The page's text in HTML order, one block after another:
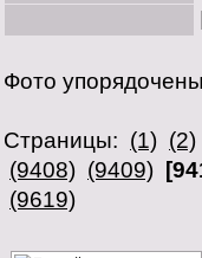
Фото
Страницы: (1) (2)
(9408) (9409)
(9619)